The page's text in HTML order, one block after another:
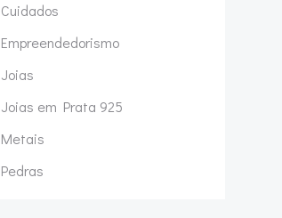
Cuidados
Empreendedorismo
Joias
Joias em Prata 925
Metais
Pedras